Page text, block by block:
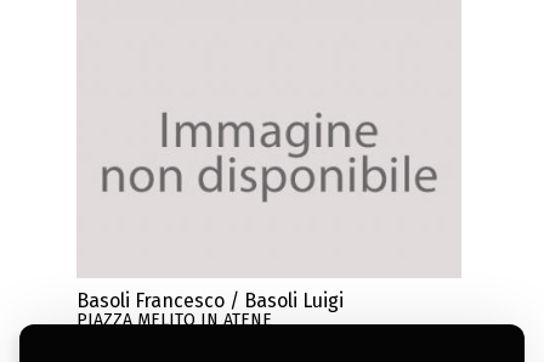
Basoli Francesco / Basoli Luigi
PIAZZA MELITO IN ATENE